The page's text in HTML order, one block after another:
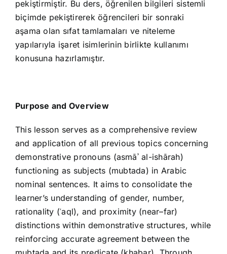
pekiştirmiştir. Bu ders, öğrenilen bilgileri sistemli
biçimde pekiştirerek öğrencileri bir sonraki
aşama olan sıfat tamlamaları ve niteleme
yapılarıyla işaret isimlerinin birlikte kullanımı
konusuna hazırlamıştır.
Purpose and Overview
This lesson serves as a comprehensive review
and application of all previous topics concerning
demonstrative pronouns (asmāʾ al-ishārah)
functioning as subjects (mubtada) in Arabic
nominal sentences. It aims to consolidate the
learner’s understanding of gender, number,
rationality (ʿaql), and proximity (near–far)
distinctions within demonstrative structures, while
reinforcing accurate agreement between the